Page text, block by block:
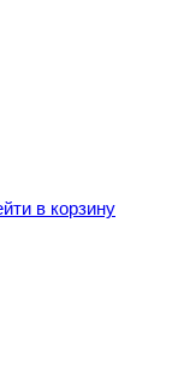
в корзину